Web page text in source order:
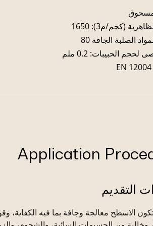
مسحوق
(كجم/م3): 1650
الصلبة الجافة 80
لحجم الحبيبات: 0.2 ملم
Application
التقديم
الاسطح معالجة وجافة بما فيه الكفاية،